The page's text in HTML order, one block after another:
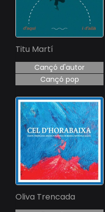
Titu Martí
Cançó d'autor
Cançó pop
Oliva Trencada